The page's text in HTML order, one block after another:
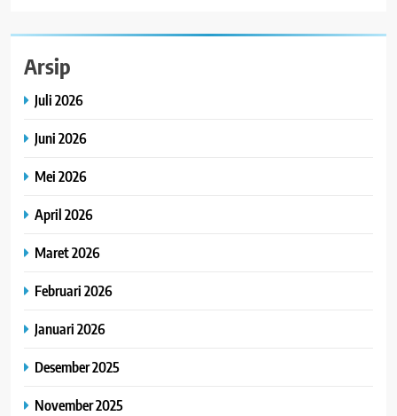
Arsip
Juli 2026
Juni 2026
Mei 2026
April 2026
Maret 2026
Februari 2026
Januari 2026
Desember 2025
November 2025